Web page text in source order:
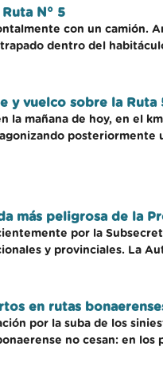
N° 5
con un camión.
dentro del
y vuelco sobre la Ruta
la mañana de hoy, en el
posteriormente
más peligrosa de la
por la
y provinciales. La
en rutas
por la suba de los
no cesan: en los